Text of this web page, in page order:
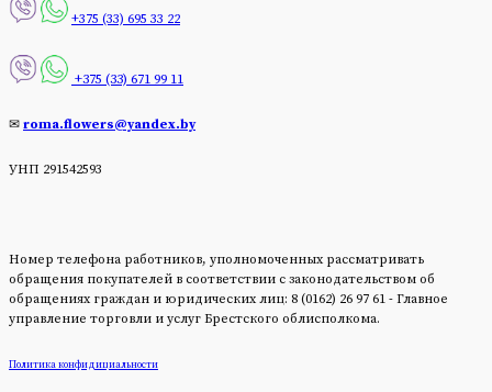
+375 (33) 695 33 22
+375 (33) 671 99 11
✉ roma.flowers@yandex.by
УНП 291542593
Номер телефона работников, уполномоченных рассматривать
обращения покупателей в соответствии с законодательством об
обращениях граждан и юридических лиц: 8 (0162) 26 97 61 - Главное
управление торговли и услуг Брестского облисполкома.
Политика конфидициальности